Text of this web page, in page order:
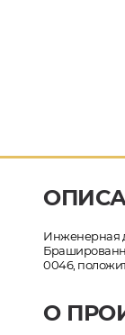
Инженерная
0046,
О